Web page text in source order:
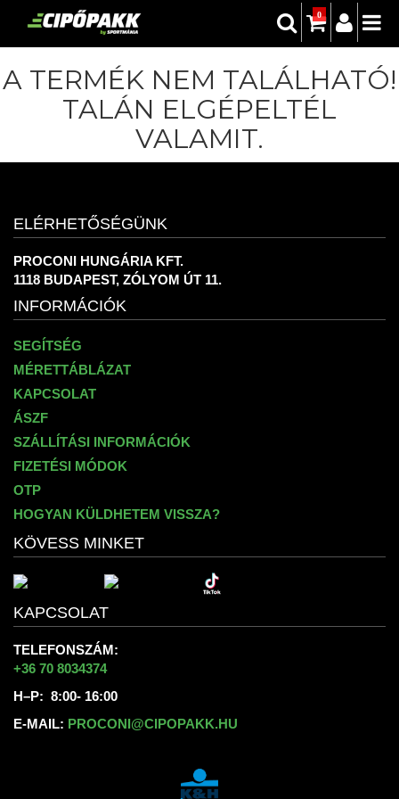
0
A TERMÉK NEM TALÁLHATÓ!
TALÁN ELGÉPELTÉL
VALAMIT.
ELÉRHETŐSÉGÜNK
PROCONI HUNGÁRIA KFT.
1118 BUDAPEST, ZÓLYOM ÚT 11.
INFORMÁCIÓK
SEGÍTSÉG
MÉRETTÁBLÁZAT
KAPCSOLAT
ÁSZF
SZÁLLÍTÁSI INFORMÁCIÓK
FIZETÉSI MÓDOK
OTP
HOGYAN KÜLDHETEM VISSZA?
KÖVESS MINKET
KAPCSOLAT
TELEFONSZÁM:
+36 70 8034374
H–P: 8:00- 16:00
E-MAIL: PROCONI@CIPOPAKK.HU